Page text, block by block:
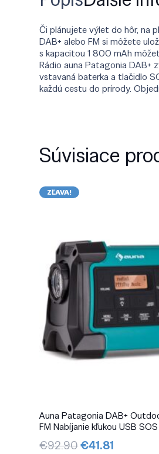
Či plánujete výlet do hôr, na
DAB+ alebo FM si môžete
s kapacitou 1 800 mAh
Rádio auna Patagonia DAB+
vstavaná baterka a tlačidlo
každú cestu do prírody.
Súvisiace
ZĽAVA!
Auna Patagonia DAB+
FM Nabíjanie kľukou USB
€92.90Pôvodná
€41.81